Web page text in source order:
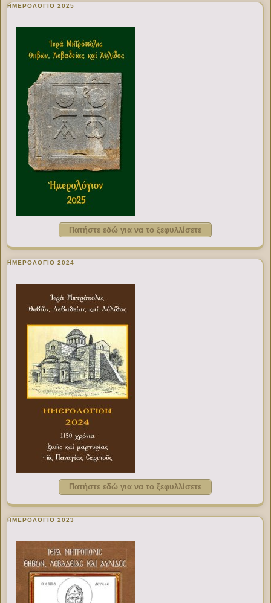
ΗΜΕΡΟΛΟΓΙΟ 2025
Πατήστε εδώ για να το ξεφυλλίσετε
ΗΜΕΡΟΛΟΓΙΟ 2024
Πατήστε εδώ για να το ξεφυλλίσετε
ΗΜΕΡΟΛΟΓΙΟ 2023